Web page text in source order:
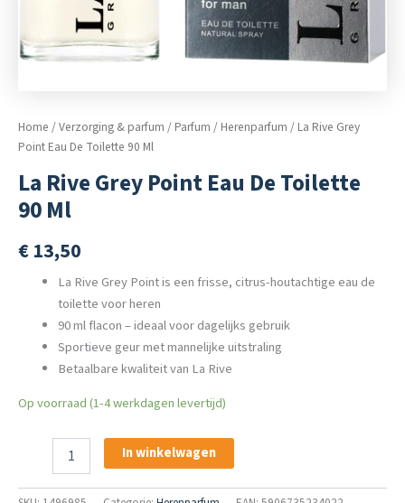
Home /Verzorging & parfum / Parfum / Herenparfum / La Rive Grey
Point Eau De Toilette 90 Ml
La Rive Grey Point Eau De Toilette
90 Ml
€13,50
La Rive Grey Point is een frisse, citrus-houtachtige eau de
toilette voor heren
90 ml flacon – ideaal voor dagelijks gebruik
Sportieve geur met mannelijke uitstraling
Betaalbare kwaliteit van La Rive
Op voorraad (1-4 werkdagen levertijd)
In winkelwagen